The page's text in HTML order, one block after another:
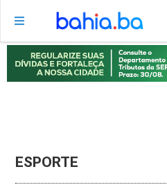
ESPORTE